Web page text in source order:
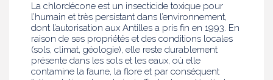
La chlordécone est un insecticide toxique pour
l’humain et très persistant dans l’environnement,
dont l’autorisation aux Antilles a pris fin en 1993. En
raison de ses propriétés et des conditions locales
(sols, climat, géologie), elle reste durablement
présente dans les sols et les eaux, où elle
contamine la faune, la flore et par conséquent